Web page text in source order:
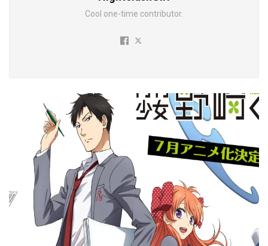
Cool one-time contributor.